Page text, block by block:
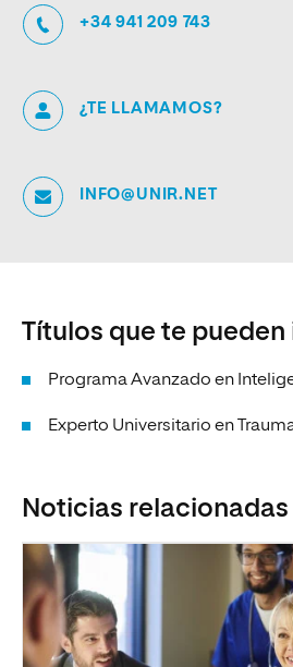
+34 941 209 743
¿TE LLAMAMOS?
INFO@UNIR.NET
Títulos que te
Programa Avanzado en
Experto Universitario en
Noticias relacionadas